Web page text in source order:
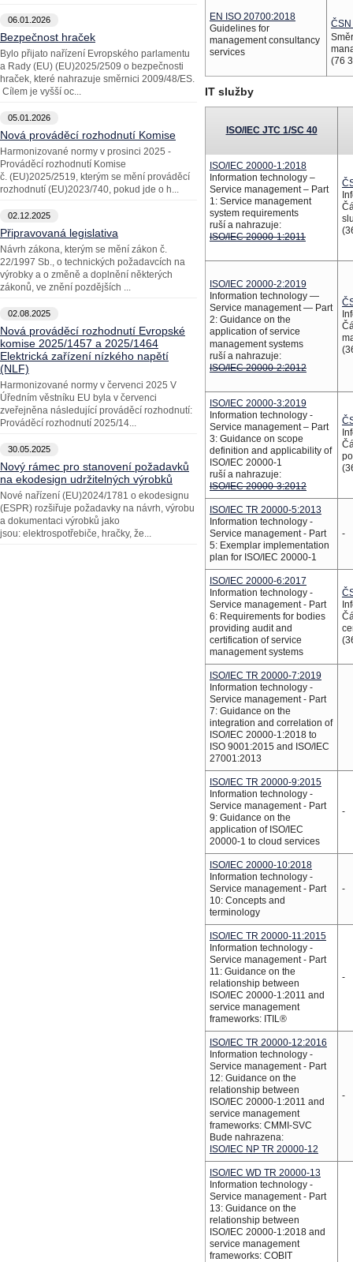
06.01.2026
Bezpečnost hraček
Bylo přijato nařízení Evropského parlamentu
a Rady (EU) (EU)2025/2509 o bezpečnosti
hraček, které nahrazuje směrnici 2009/48/ES.
Cílem je vyšší oc...
05.01.2026
Nová prováděcí rozhodnutí Komise
Harmonizované normy v prosinci 2025 -
Prováděcí rozhodnutí Komise
č. (EU)2025/2519, kterým se mění prováděcí
rozhodnutí (EU)2023/740, pokud jde o h...
02.12.2025
Připravovaná legislativa
Návrh zákona, kterým se mění zákon č.
22/1997 Sb., o technických požadavcích na
výrobky a o změně a doplnění některých
zákonů, ve znění pozdějších ...
02.08.2025
Nová prováděcí rozhodnutí Evropské
komise 2025/1457 a 2025/1464
Elektrická zařízení nízkého napětí
(NLF)
Harmonizované normy v červenci 2025 V
Úředním věstníku EU byla v červenci
zveřejněna následující prováděcí rozhodnutí:
Prováděcí rozhodnutí 2025/14...
30.05.2025
Nový rámec pro stanovení požadavků
na ekodesign udržitelných výrobků
Nové nařízení (EU)2024/1781 o ekodesignu
(ESPR) rozšiřuje požadavky na návrh, výrobu
a dokumentaci výrobků jako
jsou: elektrospotřebiče, hračky, že...
EN ISO 20700:2018
Guidelines for
management consultancy
services
(76
IT služby
ISO/IEC JTC 1/SC 40
ISO/IEC 20000-1:2018
Information technology –
Service management – Part
1: Service management
system requirements
ruší a nahrazuje:
ISO/IEC 20000-1:2011
ISO/IEC 20000-2:2019
Information technology —
Service management — Part
2: Guidance on the
application of service
management systems
ruší a nahrazuje:
ISO/IEC 20000-2:2012
ISO/IEC 20000-3:2019
Information technology -
Service management – Part
3: Guidance on scope
definition and applicability of
ISO/IEC 20000-1
ruší a nahrazuje:
ISO/IEC 20000-3:2012
ISO/IEC TR 20000-5:2013
Information technology -
Service management - Part
5: Exemplar implementation
plan for ISO/IEC 20000-1
-
ISO/IEC 20000-6:2017
Information technology -
Service management - Part
6: Requirements for bodies
providing audit and
certification of service
management systems
ISO/IEC TR 20000-7:2019
Information technology -
Service management - Part
7: Guidance on the
integration and correlation of
ISO/IEC 20000-1:2018 to
ISO 9001:2015 and ISO/IEC
27001:2013
ISO/IEC TR 20000-9:2015
Information technology -
Service management - Part
9: Guidance on the
application of ISO/IEC
20000-1 to cloud services
-
ISO/IEC 20000-10:2018
Information technology -
Service management - Part
10: Concepts and
terminology
-
ISO/IEC TR 20000-11:2015
Information technology -
Service management - Part
11: Guidance on the
relationship between
ISO/IEC 20000-1:2011 and
service management
frameworks: ITIL®
-
ISO/IEC TR 20000-12:2016
Information technology -
Service management - Part
12: Guidance on the
relationship between
ISO/IEC 20000-1:2011 and
service management
frameworks: CMMI-SVC
Bude nahrazena:
ISO/IEC NP TR 20000-12
-
ISO/IEC WD TR 20000-13
Information technology -
Service management - Part
13: Guidance on the
relationship between
ISO/IEC 20000-1:2018 and
service management
frameworks: COBIT